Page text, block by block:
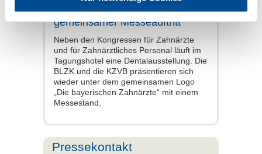
Dentalausstellung und
gemeinsamer Messeauftritt
Neben den Kongressen für Zahnärzte
und für Zahnärztliches Personal läuft im
Tagungshotel eine Dentalausstellung. Die
BLZK und die KZVB präsentieren sich
wieder unter dem gemeinsamen Logo
„Die bayerischen Zahnärzte“ mit einem
Messestand.
Pressekontakt